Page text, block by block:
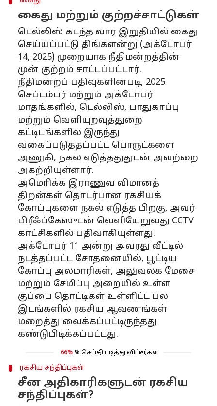
கைது மற்றும் குற்றச்சாட்டுகள்
டெல்லிஸ் கடந்த வார இறுதியில் கைது
செய்யப்பட்டு திங்களன்று (அக்டோபர்
14, 2025) முறையாக நீதிமன்றத்தின்
முன் குற்றம் சாட்டப்பட்டார்.
நீதிமன்றப் பதிவுகளின்படி, 2025
செப்டம்பர் மற்றும் அக்டோபர்
மாதங்களில், டெல்லிஸ், பாதுகாப்பு
மற்றும் வெளியுறவுத்துறை
கட்டிடங்களில் இருந்து
வகைப்படுத்தப்பட்ட பொருட்களை
அணுகி, நகல் எடுத்ததுதுடன் அவற்றை
அகற்றியுள்ளார்.
அமெரிக்க இராணுவ விமானத்
திறன்கள் தொடர்பான ரகசியக்
கோப்புகளை நகல் எடுத்த பிறகு, அவர்
பிரீஃப்கேஸுடன் வெளியேறுவது CCTV
காட்சிகளில் பதிவாகியுள்ளது.
அக்டோபர் 11 அன்று அவரது வீட்டில்
நடத்தப்பட்ட சோதனையில், பூட்டிய
கோப்பு அலமாரிகள், அலுவலக மேசை
மற்றும் சேமிப்பு அறையில் உள்ள
குப்பை தொட்டிகள் உள்ளிட்ட பல
இடங்களில் ரகசிய ஆவணங்கள்
மறைத்து வைக்கப்பட்டிருந்தது
கண்டுபிடிக்கப்பட்டது.
66% % செய்தி படித்து விட்டீர்கள்
ரகசிய சந்திப்புகள்
சீன அதிகாரிகளுடன் ரகசிய
சந்திப்புகள்?